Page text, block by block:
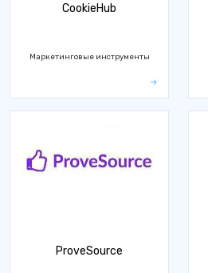
CookieHub
Маркетинговые инструменты
ProveSource